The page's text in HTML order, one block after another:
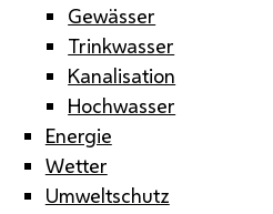
Gewässer
Trinkwasser
Kanalisation
Hochwasser
Energie
Wetter
Umweltschutz